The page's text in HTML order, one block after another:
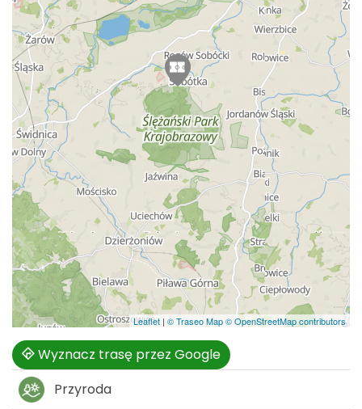
Leaflet | © Traseo Map© OpenStreetMap contributors
Wyznacz trasę przez Google
Przyroda